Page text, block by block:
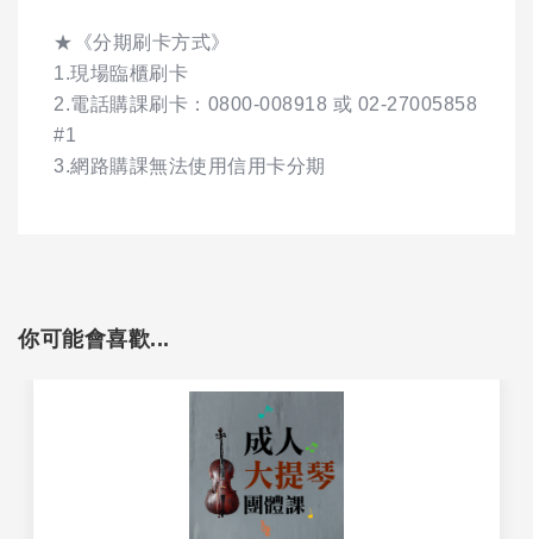
★《分期刷卡方式》
1.現場臨櫃刷卡
2.電話購課刷卡：0800-008918 或 02-27005858
#1
3.網路購課無法使用信用卡分期
你可能會喜歡...